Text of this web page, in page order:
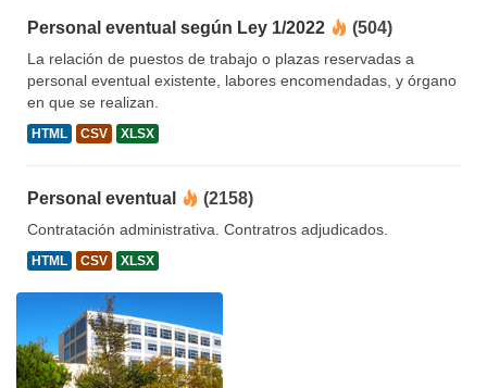
Personal eventual según Ley 1/2022 (504)
La relación de puestos de trabajo o plazas reservadas a
personal eventual existente, labores encomendadas, y órgano
en que se realizan.
HTML CSV XLSX
Personal eventual (2158)
Contratación administrativa. Contratros adjudicados.
HTML CSV XLSX